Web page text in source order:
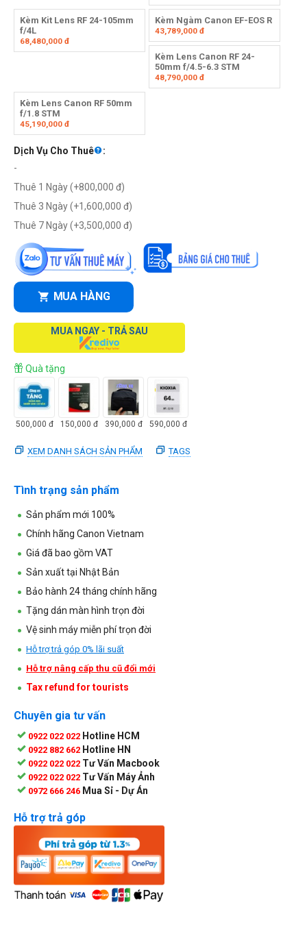
Kèm Kit Lens RF 24-105mm
f/4L
68,480,000 đ
Kèm Ngàm Canon EF-EOS R
43,789,000đ
Kèm Lens Canon RF 24-
50mm f/4.5-6.3 STM
48,790,000đ
Kèm Lens Canon RF 50mm
f/1.8 STM
45,190,000 đ
Dịch Vụ Cho Thuê
:
-
Thuê 1 Ngày (+800,000 đ)
Thuê 3 Ngày (+1,600,000 đ)
Thuê 7 Ngày (+3,500,000 đ)
MUA HÀNG
MUA NGAY - TRẢ SAU
Quà tặng
500,000 đ 150,000 đ 390,000 đ 590,000 đ
XEM DANH SÁCH SẢN PHẨM TAGS
Tình trạng sản phẩm
Sản phẩm mới 100%
Chính hãng Canon Vietnam
Giá đã bao gồm VAT
Sản xuất tại Nhật Bản
Bảo hành 24 tháng chính hãng
Tặng dán màn hình trọn đời
Vệ sinh máy miễn phí trọn đời
Hỗ trợ trả góp 0% lãi suất
Hỗ trợ nâng cấp thu cũ đổi mới
Tax refund for tourists
Chuyên gia tư vấn
0922 022 022 Hotline HCM
0922 882 662 Hotline HN
0922 022 022 Tư Vấn Macbook
0922 022 022 Tư Vấn Máy Ảnh
0972 666 246 Mua Sỉ - Dự Án
Hỗ trợ trả góp